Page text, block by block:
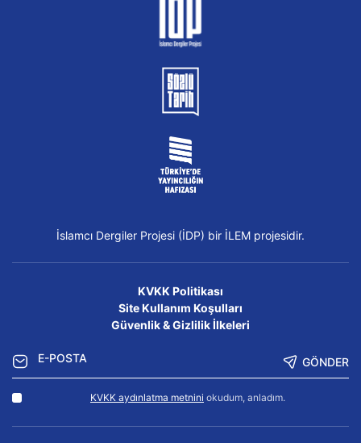
İslamcı Dergiler Projesi (İDP) bir İLEM projesidir.
KVKK Politikası
Site Kullanım Koşulları
Güvenlik & Gizlilik İlkeleri
GÖNDER
KVKK aydınlatma metnini okudum, anladım.